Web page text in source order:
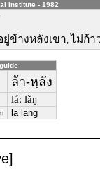
Institute - 1982
ยู่ข้างหลังเขา, ไม่ก้า
ล้า-หฺลัง
láː lǎŋ
la lang